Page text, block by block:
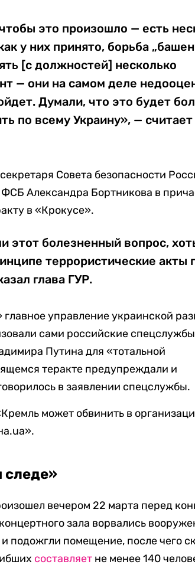
это произошло — есть
у них принято, борьба
[с должностей] несколько
— они на самом деле
Думали, что это будет
по всему Украину», — считает
Совета безопасности
Александра Бортникова в
в «Крокусе».
этот болезненный вопрос,
террористические акты
глава ГУР.
управление украинской
сами российские
Путина для «тотальной
теракте предупреждали и
в заявлении спецслужбы.
может обвинить в
следе»
вечером 22 марта перед
зала ворвались
подожгли помещение, после чего
составляет не менее 140